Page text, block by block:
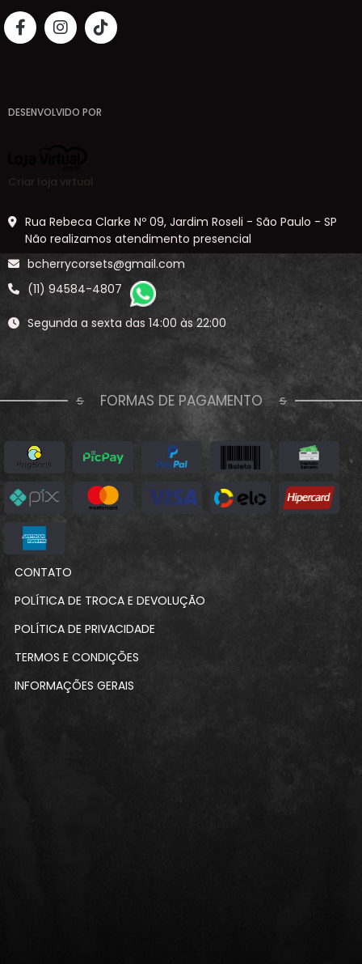
DESENVOLVIDO POR
Criar loja virtual
Rua Rebeca Clarke Nº 09, Jardim Roseli - São Paulo - SP
Não realizamos atendimento presencial
bcherrycorsets@gmail.com
(11) 94584-4807
Segunda a sexta das 14:00 às 22:00
FORMAS DE PAGAMENTO
CONTATO
POLÍTICA DE TROCA E DEVOLUÇÃO
POLÍTICA DE PRIVACIDADE
TERMOS E CONDIÇÕES
INFORMAÇÕES GERAIS